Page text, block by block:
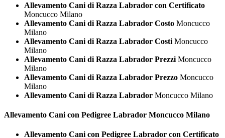
Allevamento Cani di Razza Labrador con Certificato
Moncucco Milano
Allevamento Cani di Razza Labrador Costo Moncucco
Milano
Allevamento Cani di Razza Labrador Costi Moncucco
Milano
Allevamento Cani di Razza Labrador Prezzi Moncucco
Milano
Allevamento Cani di Razza Labrador Prezzo Moncucco
Milano
Allevamento Cani di Razza Labrador Moncucco Milano
Allevamento Cani con Pedigree Labrador Moncucco Milano
Allevamento Cani con Pedigree Labrador con Certificato